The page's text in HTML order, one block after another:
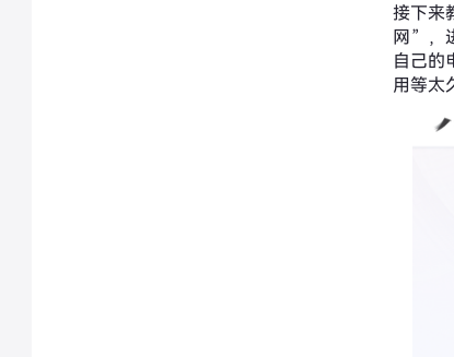
接下来
网”，
自己的
用等太